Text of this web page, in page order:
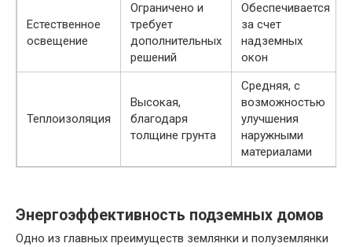
Естественное
освещение
Ограничено и
требует
дополнительных
решений
Обеспечивается
за счет
надземных
окон
Теплоизоляция
Высокая,
благодаря
толщине грунта
Средняя, с
возможностью
улучшения
наружными
материалами
Энергоэффективность подземных домов
Одно из главных преимуществ землянки и полуземлянки